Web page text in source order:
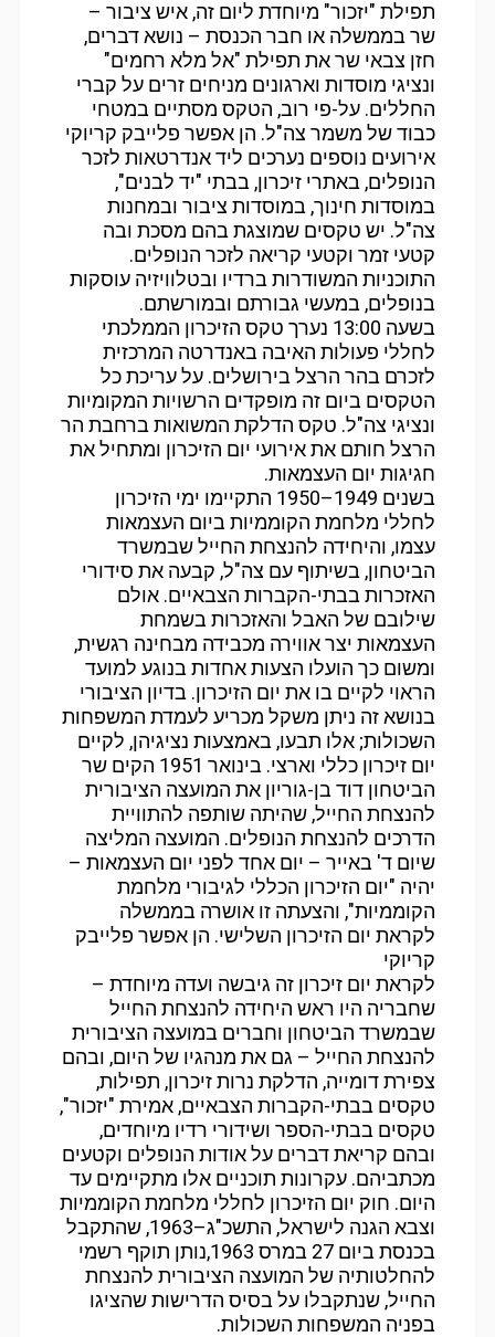
תפילת "יזכור" מיוחדת ליום זה, איש ציבור –
שר בממשלה או חבר הכנסת – נושא דברים,
חזן צבאי שר את תפילת "אל מלא רחמים"
ונציגי מוסדות וארגונים מניחים זרים על קברי
החללים. על-פי רוב, הטקס מסתיים במטחי
כבוד של משמר צה"ל. הן אפשר פלייבק קריוקי
אירועים נוספים נערכים ליד אנדרטאות לזכר
הנופלים, באתרי זיכרון, בבתי "יד לבנים",
במוסדות חינוך, במוסדות ציבור ובמחנות
צה"ל. יש טקסים שמוצגת בהם מסכת ובה
קטעי זמר וקטעי קריאה לזכר הנופלים.
התוכניות המשודרות ברדיו ובטלוויזיה עוסקות
בנופלים, במעשי גבורתם ובמורשתם.
בשעה 13:00 נערך טקס הזיכרון הממלכתי
לחללי פעולות האיבה באנדרטה המרכזית
לזכרם בהר הרצל בירושלים. על עריכת כל
הטקסים ביום זה מופקדים הרשויות המקומיות
ונציגי צה"ל. טקס הדלקת המשואות ברחבת הר
הרצל חותם את אירועי יום הזיכרון ומתחיל את
חגיגות יום העצמאות.
בשנים 1949–1950 התקיימו ימי הזיכרון
לחללי מלחמת הקוממיות ביום העצמאות
עצמו, והיחידה להנצחת החייל שבמשרד
הביטחון, בשיתוף עם צה"ל, קבעה את סידורי
האזכרות בבתי-הקברות הצבאיים. אולם
שילובם של האבל והאזכרות בשמחת
העצמאות יצר אווירה מכבידה מבחינה רגשית,
ומשום כך הועלו הצעות אחדות בנוגע למועד
הראוי לקיים בו את יום הזיכרון. בדיון הציבורי
בנושא זה ניתן משקל מכריע לעמדת המשפחות
השכולות; אלו תבעו, באמצעות נציגיהן, לקיים
יום זיכרון כללי וארצי. בינואר 1951 הקים שר
הביטחון דוד בן-גוריון את המועצה הציבורית
להנצחת החייל, שהיתה שותפה להתוויית
הדרכים להנצחת הנופלים. המועצה המליצה
שיום ד' באייר – יום אחד לפני יום העצמאות –
יהיה "יום הזיכרון הכללי לגיבורי מלחמת
הקוממיות", והצעתה זו אושרה בממשלה
לקראת יום הזיכרון השלישי. הן אפשר פלייבק
קריוקי
לקראת יום זיכרון זה גיבשה ועדה מיוחדת –
שחבריה היו ראש היחידה להנצחת החייל
שבמשרד הביטחון וחברים במועצה הציבורית
להנצחת החייל – גם את מנהגיו של היום, ובהם
צפירת דומייה, הדלקת נרות זיכרון, תפילות,
טקסים בבתי-הקברות הצבאיים, אמירת "יזכור",
טקסים בבתי-הספר ושידורי רדיו מיוחדים,
ובהם קריאת דברים על אודות הנופלים וקטעים
מכתביהם. עקרונות תוכניים אלו מתקיימים עד
היום. חוק יום הזיכרון לחללי מלחמת הקוממיות
וצבא הגנה לישראל, התשכ"ג–1963, שהתקבל
בכנסת ביום 27 במרס 1963,נותן תוקף רשמי
להחלטותיה של המועצה הציבורית להנצחת
החייל, שנתקבלו על בסיס הדרישות שהציגו
בפניה המשפחות השכולות.